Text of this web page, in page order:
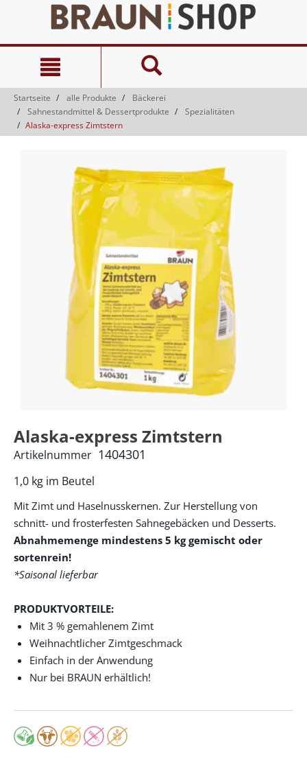
springen
Navigationsmenü
springen
Startseite alle Produkte
Bäckerei
Sahnestandmittel & Dessertprodukte
Spezialitäten
Alaska-express Zimtstern
Alaska-express Zimtstern
1,0 kg im Beutel
Artikelnummer 1404301
Mit Zimt und Haselnusskernen. Zur Herstellung von
schnitt- und frosterfesten Sahnegebäcken und Desserts.
Abnahmemenge mindestens 5 kg gemischt oder
sortenrein!
*Saisonal lieferbar
PRODUKTVORTEILE:
Mit 3 % gemahlenem Zimt
Weihnachtlicher Zimtgeschmack
Einfach in der Anwendung
Nur bei BRAUN erhältlich!